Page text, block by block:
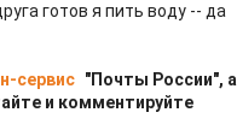
готов я пить воду -- да
сервис "Почты России", а
и комментируйте